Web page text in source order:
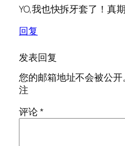
YO,我也快拆牙套了！真
回复
发表回复
您的邮箱地址不会被公开。
注
评论*